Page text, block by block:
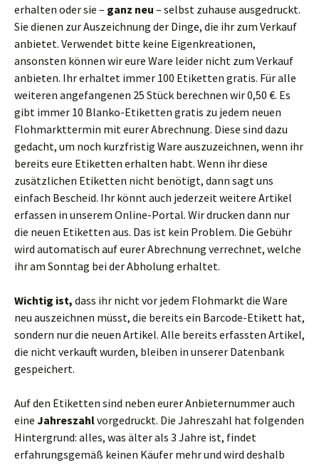
erhalten oder sie – ganz neu – selbst zuhause ausgedruckt.
Sie dienen zur Auszeichnung der Dinge, die ihr zum Verkauf
anbietet. Verwendet bitte keine Eigenkreationen,
ansonsten können wir eure Ware leider nicht zum Verkauf
anbieten. Ihr erhaltet immer 100 Etiketten gratis. Für alle
weiteren angefangenen 25 Stück berechnen wir 0,50 €. Es
gibt immer 10 Blanko-Etiketten gratis zu jedem neuen
Flohmarkttermin mit eurer Abrechnung. Diese sind dazu
gedacht, um noch kurzfristig Ware auszuzeichnen, wenn ihr
bereits eure Etiketten erhalten habt. Wenn ihr diese
zusätzlichen Etiketten nicht benötigt, dann sagt uns
einfach Bescheid. Ihr könnt auch jederzeit weitere Artikel
erfassen in unserem Online-Portal. Wir drucken dann nur
die neuen Etiketten aus. Das ist kein Problem. Die Gebühr
wird automatisch auf eurer Abrechnung verrechnet, welche
ihr am Sonntag bei der Abholung erhaltet.
Wichtig ist, dass ihr nicht vor jedem Flohmarkt die Ware
neu auszeichnen müsst, die bereits ein Barcode-Etikett hat,
sondern nur die neuen Artikel. Alle bereits erfassten Artikel,
die nicht verkauft wurden, bleiben in unserer Datenbank
gespeichert.
Auf den Etiketten sind neben eurer Anbieternummer auch
eine Jahreszahlvorgedruckt. Die Jahreszahl hat folgenden
Hintergrund: alles, was älter als 3 Jahre ist, findet
erfahrungsgemäß keinen Käufer mehr und wird deshalb